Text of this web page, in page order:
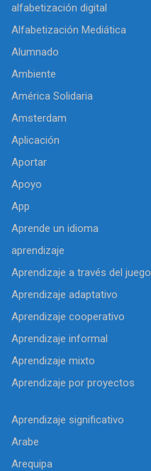
alfabetización digital
Alfabetización Mediática
Alumnado
Ambiente
América Solidaria
Amsterdam
Aplicación
Aportar
Apoyo
App
Aprende un idioma
aprendizaje
Aprendizaje a través del juego
Aprendizaje adaptativo
Aprendizaje cooperativo
Aprendizaje informal
Aprendizaje mixto
Aprendizaje por proyectos
Aprendizaje significativo
Arabe
Arequipa